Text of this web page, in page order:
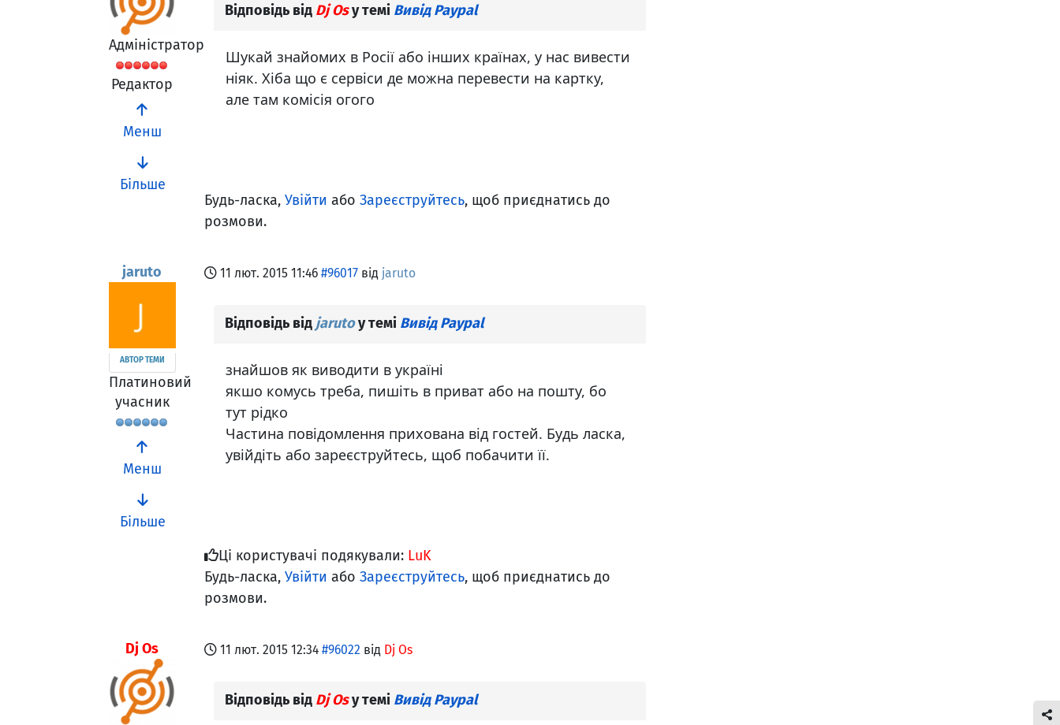
Адміністратор
Редактор
Менш
Більше
Відповідь від Dj Osу темі Вивід Paypal
Шукай знайомих в Росії або інших країнах, у нас вивести
ніяк. Хіба що є сервіси де можна перевести на картку,
але там комісія огого
Будь-ласка, Увійти або Зареєструйтесь, щоб приєднатись до
розмови.
jaruto
АВТОР ТЕМИ
Платиновий
учасник
Менш
Більше
11 лют. 2015 11:46 #96017 від jaruto
Відповідь від jarutoу темі Вивід Paypal
знайшов як виводити в україні
якшо комусь треба, пишіть в приват або на пошту, бо
тут рідко
Частина повідомлення прихована від гостей. Будь ласка,
увійдіть або зареєструйтесь, щоб побачити її.
Ці користувачі подякували: LuK
Будь-ласка, Увійти або Зареєструйтесь, щоб приєднатись до
розмови.
Dj Os 11 лют. 2015 12:34 #96022 від Dj Os
Відповідь від Dj Osу темі Вивід Paypal